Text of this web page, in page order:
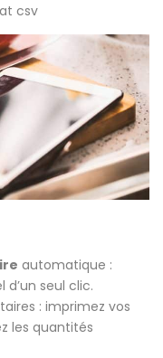
csv
automatique :
seul clic.
: imprimez vos
les quantités